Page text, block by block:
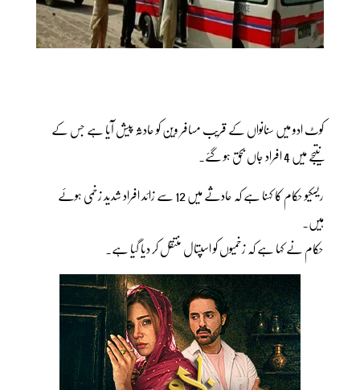
کوٹ ادو میں سنانواں کے قریب مسافر وین کو حادثہ پیش آیا ہے جس کے
نتیجے میں 4 افراد جاں بحق ہو گئے۔
ریسکیو حکام کا کہنا ہے کہ حادثے میں 12 سے زائد افراد شدید زخمی ہوئے
ہیں۔
حکام نے کہا ہے کہ زخمیوں کو اسپتال منتقل کر دیا گیا ہے۔